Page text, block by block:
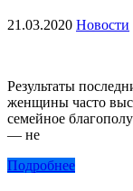
21.03.2020 Новости
Результаты
женщины часто
семейное
— не
Подробнее